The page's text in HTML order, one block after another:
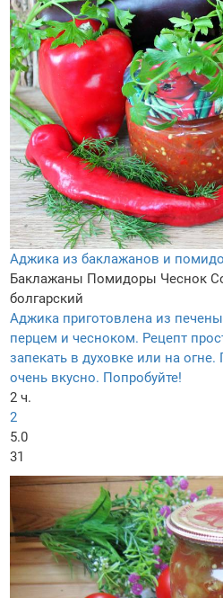
Аджика из баклажанов и
Баклажаны Помидоры Чеснок
болгарский
Аджика приготовлена из
перцем и чесноком. Рецепт
запекать в духовке или на
очень вкусно. Попробуйте!
2 ч.
2
5.0
31